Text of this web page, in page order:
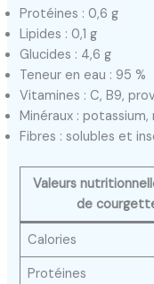
Protéines : 0,6 g
Lipides : 0,1 g
Glucides : 4,6 g
Teneur en eau : 95 %
Vitamines : C, B9,
Minéraux : potassium,
Fibres : solubles et
Valeurs
de
Calories
Protéines